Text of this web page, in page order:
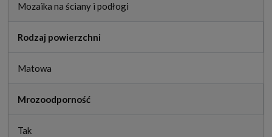
Mozaika na ściany i podłogi
Rodzaj powierzchni
Matowa
Mrozoodporność
Tak